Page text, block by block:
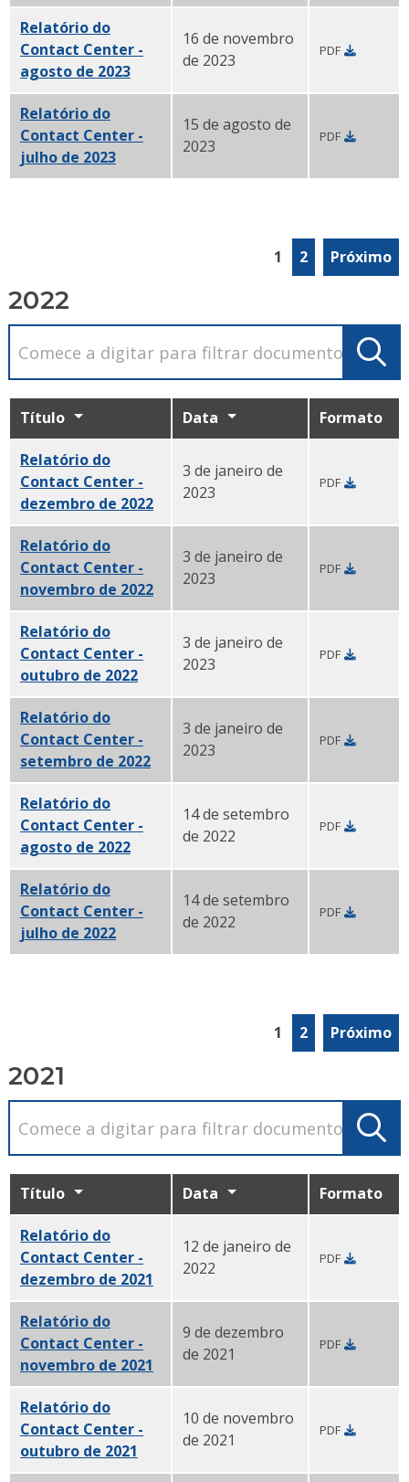
Relatório do
Contact Center -
agosto de 2023PDF
16 de novembro
de 2023
PDF
Relatório do
Contact Center -
julho de 2023PDF
15 de agosto de
2023
PDF
1 2 Próximo
2022
Título Data Formato
Relatório do
Contact Center -
dezembro de 2022PDF
3 de janeiro de
2023
PDF
Relatório do
Contact Center -
novembro de 2022PDF
3 de janeiro de
2023
PDF
Relatório do
Contact Center -
outubro de 2022PDF
3 de janeiro de
2023
PDF
Relatório do
Contact Center -
setembro de 2022PDF
3 de janeiro de
2023
PDF
Relatório do
Contact Center -
agosto de 2022PDF
14 de setembro
de 2022
PDF
Relatório do
Contact Center -
julho de 2022PDF
14 de setembro
de 2022
PDF
1 2 Próximo
2021
Título Data Formato
Relatório do
Contact Center -
dezembro de 2021
12 de janeiro de
2022
PDF
Relatório do
Contact Center -
novembro de 2021
9 de dezembro
de 2021
PDF
Relatório do
Contact Center -
outubro de 2021
10 de novembro
de 2021
PDF